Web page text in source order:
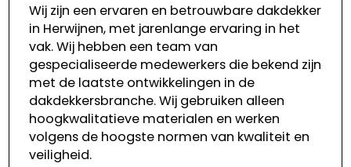
Wij zijn een ervaren en betrouwbare dakdekker
in Herwijnen, met jarenlange ervaring in het
vak. Wij hebben een team van
gespecialiseerde medewerkers die bekend zijn
met de laatste ontwikkelingen in de
dakdekkersbranche. Wij gebruiken alleen
hoogkwalitatieve materialen en werken
volgens de hoogste normen van kwaliteit en
veiligheid.